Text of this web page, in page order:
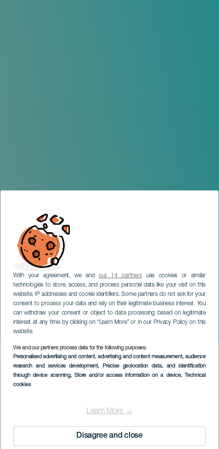
With your agreement, we andour 14 partnersuse cookies or similar
technologies to store, access, and process personal data like your visit on this
website, IP addresses and cookie identifiers. Some partners do not ask for your
consent to process your data and rely on their legitimate business interest. You
can withdraw your consent or object to data processing based on legitimate
interest at any time by clicking on “Learn More” or in our Privacy Policy on this
website.
We and our partners process data for the following purposes:
Personalised advertising and content, advertising and content measurement, audience
research and services development, Precise geolocation data, and identification
through device scanning, Store and/or access information on a device, Technical
cookies
Learn More →
Disagree and close
Javier Santaolalla: Vad är
klockan?
GRAN CANARIA
Imagen
Listado